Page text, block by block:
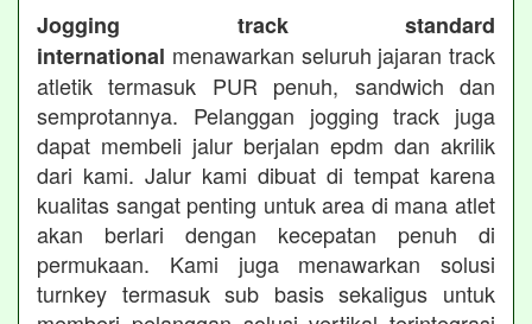
Jogging track standard
international menawarkan seluruh jajaran track
atletik termasuk PUR penuh, sandwich dan
semprotannya. Pelanggan jogging track juga
dapat membeli jalur berjalan epdm dan akrilik
dari kami. Jalur kami dibuat di tempat karena
kualitas sangat penting untuk area di mana atlet
akan berlari dengan kecepatan penuh di
permukaan. Kami juga menawarkan solusi
turnkey termasuk sub basis sekaligus untuk